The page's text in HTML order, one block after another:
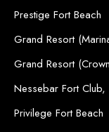
Prestige Fort Beach
Grand Resort
Grand Resort
Nessebar Fort
Privilege Fort Beach